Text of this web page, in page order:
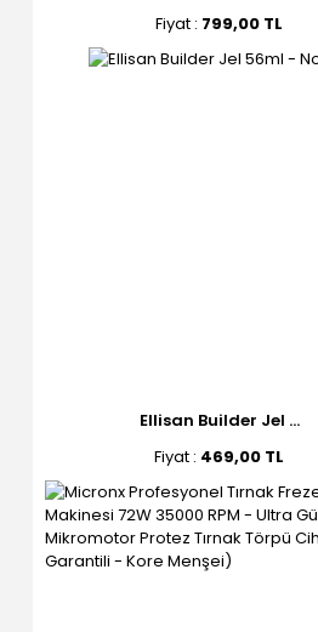
Fiyat : 799,00 TL
Ellisan Builder Jel ...
Fiyat : 469,00 TL